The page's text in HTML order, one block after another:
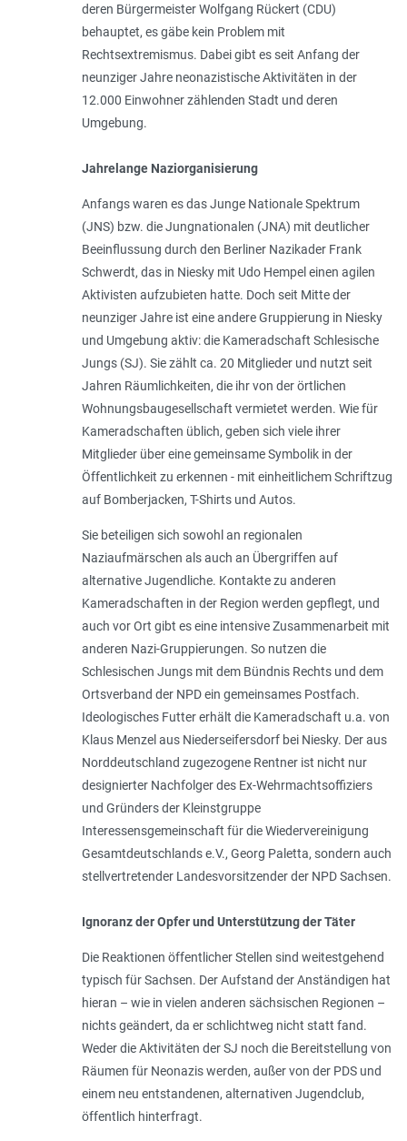
deren Bürgermeister Wolfgang Rückert (CDU)
behauptet, es gäbe kein Problem mit
Rechtsextremismus. Dabei gibt es seit Anfang der
neunziger Jahre neonazistische Aktivitäten in der
12.000 Einwohner zählenden Stadt und deren
Umgebung.
Jahrelange Naziorganisierung
Anfangs waren es das Junge Nationale Spektrum
(JNS) bzw. die Jungnationalen (JNA) mit deutlicher
Beeinflussung durch den Berliner Nazikader Frank
Schwerdt, das in Niesky mit Udo Hempel einen agilen
Aktivisten aufzubieten hatte. Doch seit Mitte der
neunziger Jahre ist eine andere Gruppierung in Niesky
und Umgebung aktiv: die Kameradschaft Schlesische
Jungs (SJ). Sie zählt ca. 20 Mitglieder und nutzt seit
Jahren Räumlichkeiten, die ihr von der örtlichen
Wohnungsbaugesellschaft vermietet werden. Wie für
Kameradschaften üblich, geben sich viele ihrer
Mitglieder über eine gemeinsame Symbolik in der
Öffentlichkeit zu erkennen - mit einheitlichem Schriftzug
auf Bomberjacken, T-Shirts und Autos.
Sie beteiligen sich sowohl an regionalen
Naziaufmärschen als auch an Übergriffen auf
alternative Jugendliche. Kontakte zu anderen
Kameradschaften in der Region werden gepflegt, und
auch vor Ort gibt es eine intensive Zusammenarbeit mit
anderen Nazi-Gruppierungen. So nutzen die
Schlesischen Jungs mit dem Bündnis Rechts und dem
Ortsverband der NPD ein gemeinsames Postfach.
Ideologisches Futter erhält die Kameradschaft u.a. von
Klaus Menzel aus Niederseifersdorf bei Niesky. Der aus
Norddeutschland zugezogene Rentner ist nicht nur
designierter Nachfolger des Ex-Wehrmachtsoffiziers
und Gründers der Kleinstgruppe
Interessensgemeinschaft für die Wiedervereinigung
Gesamtdeutschlands e.V., Georg Paletta, sondern auch
stellvertretender Landesvorsitzender der NPD Sachsen.
Ignoranz der Opfer und Unterstützung der Täter
Die Reaktionen öffentlicher Stellen sind weitestgehend
typisch für Sachsen. Der Aufstand der Anständigen hat
hieran – wie in vielen anderen sächsischen Regionen –
nichts geändert, da er schlichtweg nicht statt fand.
Weder die Aktivitäten der SJ noch die Bereitstellung von
Räumen für Neonazis werden, außer von der PDS und
einem neu entstandenen, alternativen Jugendclub,
öffentlich hinterfragt.